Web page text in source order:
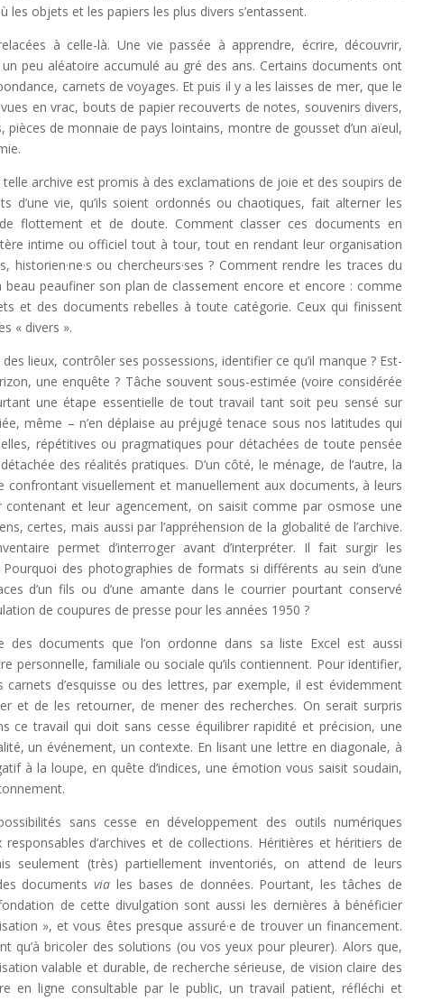
objets et les papiers les plus divers s’entassent.
à celle-là. Une vie passée à apprendre, écrire, découvrir,
peu aléatoire accumulé au gré des ans. Certains documents ont
carnets de voyages. Et puis il y a les laisses de mer, que le
en vrac, bouts de papier recouverts de notes, souvenirs divers,
de monnaie de pays lointains, montre de gousset d’un aïeul,
telle archive est promis à des exclamations de joie et des soupirs de
d’une vie, qu’ils soient ordonnés ou chaotiques, fait alterner les
flottement et de doute. Comment classer ces documents en
intime ou officiel tout à tour, tout en rendant leur organisation
historien·ne·s ou chercheurs·ses ? Comment rendre les traces du
beau peaufiner son plan de classement encore et encore : comme
et des documents rebelles à toute catégorie. Ceux qui finissent
« divers ».
lieux, contrôler ses possessions, identifier ce qu’il manque ? Est-
une enquête ? Tâche souvent sous-estimée (voire considérée
une étape essentielle de tout travail tant soit peu sensé sur
même – n’en déplaise au préjugé tenace sous nos latitudes qui
répétitives ou pragmatiques pour détachées de toute pensée
des réalités pratiques. D’un côté, le ménage, de l’autre, la
visuellement et manuellement aux documents, à leurs
et leur agencement, on saisit comme par osmose une
certes, mais aussi par l’appréhension de la globalité de l’archive.
permet d’interroger avant d’interpréter. Il fait surgir les
des photographies de formats si différents au sein d’une
d’un fils ou d’une amante dans le courrier pourtant conservé
de coupures de presse pour les années 1950 ?
des documents que l’on ordonne dans sa liste Excel est aussi
personnelle, familiale ou sociale qu’ils contiennent. Pour identifier,
d’esquisse ou des lettres, par exemple, il est évidemment
et de les retourner, de mener des recherches. On serait surpris
ce travail qui doit sans cesse équilibrer rapidité et précision, une
un événement, un contexte. En lisant une lettre en diagonale, à
à la loupe, en quête d’indices, une émotion vous saisit soudain,
sans cesse en développement des outils numériques
d’archives et de collections. Héritières et héritiers de
seulement (très) partiellement inventoriés, on attend de leurs
documentsvia les bases de données. Pourtant, les tâches de
de cette divulgation sont aussi les dernières à bénéficier
», et vous êtes presque assuré·e de trouver un financement.
qu’à bricoler des solutions (ou vos yeux pour pleurer). Alors que,
valable et durable, de recherche sérieuse, de vision claire des
en ligne consultable par le public, un travail patient, réfléchi et